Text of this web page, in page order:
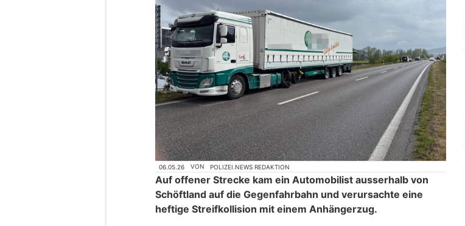
06.05.26 VON POLIZEI.NEWS REDAKTION
Auf offener Strecke kam ein Automobilist ausserhalb von
Schöftland auf die Gegenfahrbahn und verursachte eine
heftige Streifkollision mit einem Anhängerzug.